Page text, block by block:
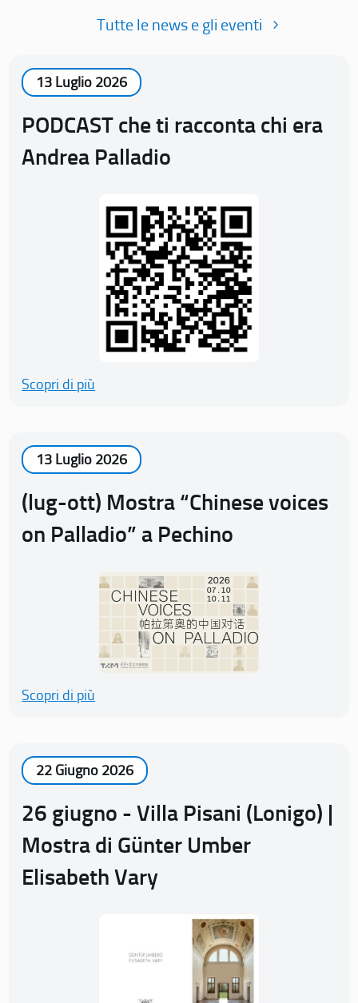
Tutte le news e gli eventi
13 Luglio 2026
PODCAST che ti racconta chi era
Andrea Palladio
Scopri di più
13 Luglio 2026
(lug-ott) Mostra “Chinese voices
on Palladio” a Pechino
Scopri di più
22 Giugno 2026
26 giugno - Villa Pisani (Lonigo) |
Mostra di Günter Umber
Elisabeth Vary